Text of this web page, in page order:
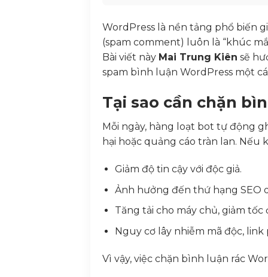
WordPress là nền tảng phổ biến
(spam comment) luôn là “khúc
Bài viết này Mai Trung Kiên sẽ
spam bình luận WordPress một
Tại sao cần chặn
Mỗi ngày, hàng loạt bot tự động
hại hoặc quảng cáo tràn lan. Nếu
Giảm độ tin cậy với độc giả.
Ảnh hưởng đến thứ hạng SEO
Tăng tải cho máy chủ, giảm tốc
Nguy cơ lây nhiễm mã độc, link
Vì vậy, việc chặn bình luận rác